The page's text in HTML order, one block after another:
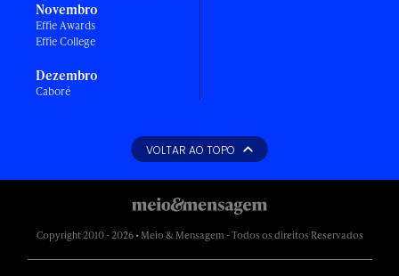
Novembro
Effie Awards
Effie College
Dezembro
Caboré
VOLTAR AO TOPO
Copyright 2010 - 2026 • Meio & Mensagem - Todos os direitos Reservados